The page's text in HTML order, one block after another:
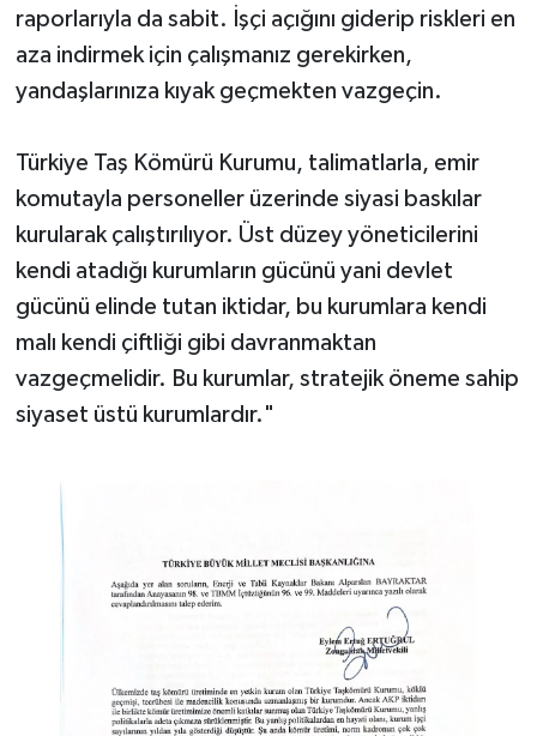
raporlarıyla da sabit. İşçi açığını giderip riskleri en
aza indirmek için çalışmanız gerekirken,
yandaşlarınıza kıyak geçmekten vazgeçin.
Türkiye Taş Kömürü Kurumu, talimatlarla, emir
komutayla personeller üzerinde siyasi baskılar
kurularak çalıştırılıyor. Üst düzey yöneticilerini
kendi atadığı kurumların gücünü yani devlet
gücünü elinde tutan iktidar, bu kurumlara kendi
malı kendi çiftliği gibi davranmaktan
vazgeçmelidir. Bu kurumlar, stratejik öneme sahip
siyaset üstü kurumlardır."